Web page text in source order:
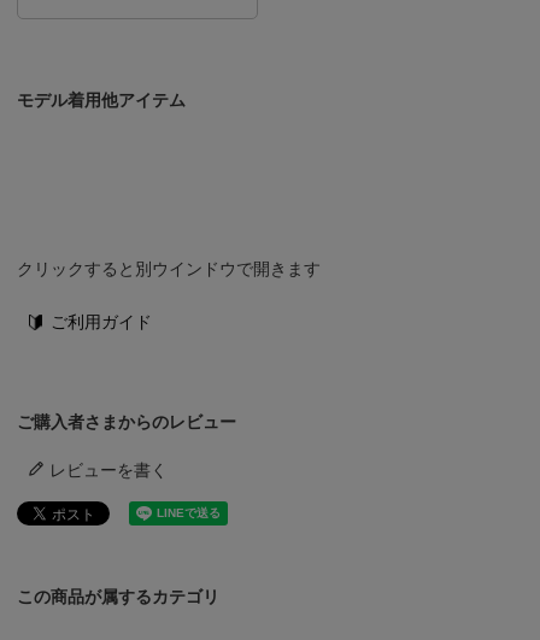
モデル着用他アイテム
クリックすると別ウインドウで開きます
ご利用ガイド
ご購入者さまからのレビュー
レビューを書く
この商品が属するカテゴリ